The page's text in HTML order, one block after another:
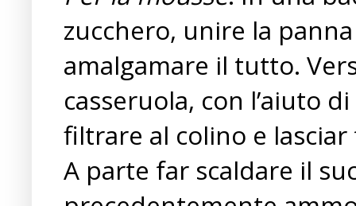
zucchero, unire la
amalgamare il tutto.
casseruola, con l’aiuto
filtrare al colino e
A parte far scaldare il